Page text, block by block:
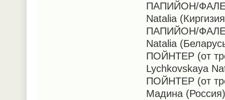
ПАПИЙОН/
Natalia
ПАПИЙОН/
Natalia
ПОЙНТЕР (от
Lychkovskaya
ПОЙНТЕР (от
Мадина (Россия)